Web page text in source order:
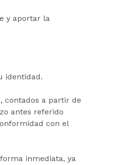
y aportar la
identidad.
contados a partir de
antes referido
con el
inmediata, ya